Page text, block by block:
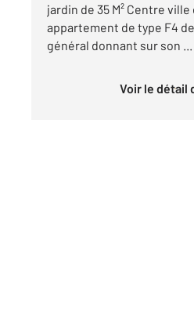
jardin de 35 M² Centre
appartement de type F4
général donnant sur son ...
Voir le détail